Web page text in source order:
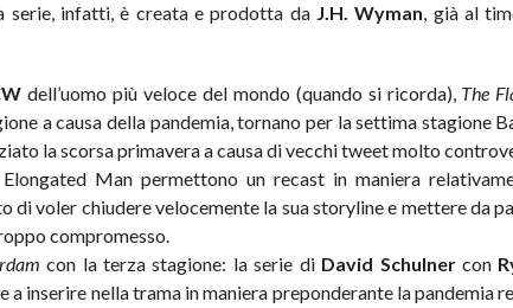
serie, infatti, è creata e prodotta da J.H. Wyman, già al
dell’uomo più veloce del mondo (quando si ricorda), The
a causa della pandemia, tornano per la settima stagione
la scorsa primavera a causa di vecchi tweet molto
Man permettono un recast in maniera
di voler chiudere velocemente la sua storyline e mettere da
compromesso.
con la terza stagione: la serie di David Schulnercon
a inserire nella trama in maniera preponderante la pandemia